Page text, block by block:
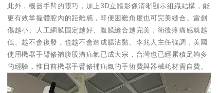
此外，機器手臂的靈巧，加上3D立體影像清晰顯示組織結構，能
更有效掌握體腔內的距離感，即便困難角度也可完美縫合。當創
傷越小、人工網膜固定越好、腹膜縫合越完美，術後疼痛感就越
低、越不會復發，也越不會造成腸沾黏。李兆人主任強調，美國
使用機器手臂修補腹股溝疝氣已成大宗，台灣也已經累積足夠多
的經驗，惟目前機器手臂修補疝氣的手術費與器械耗材需自費。